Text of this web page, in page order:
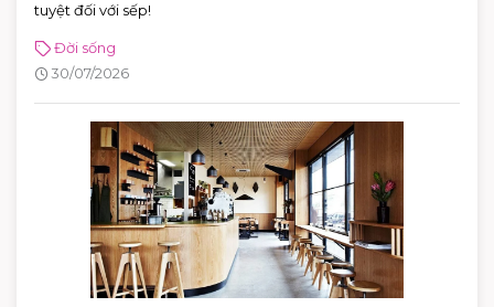
tuyệt đối với sếp!
Đời sống
30/07/2026